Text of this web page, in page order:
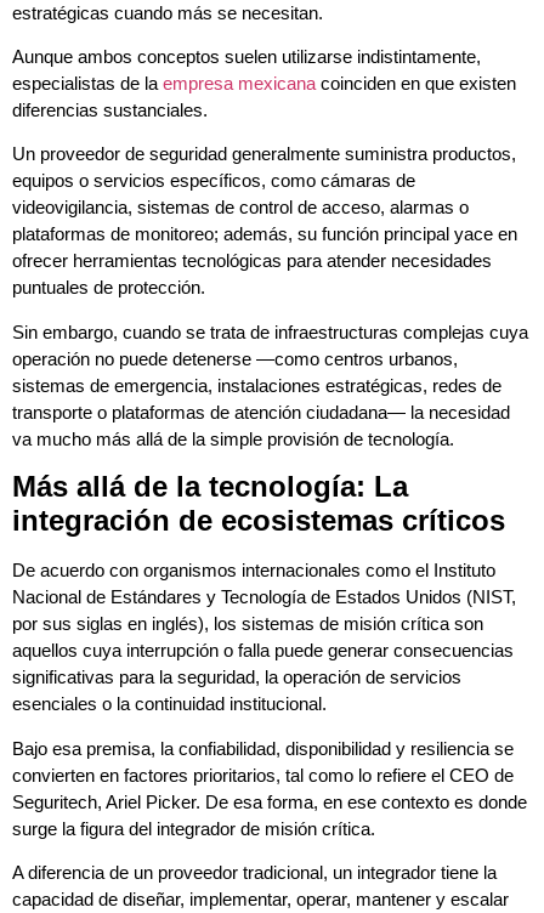
estratégicas cuando más se necesitan.
Aunque ambos conceptos suelen utilizarse indistintamente,
especialistas de la empresa mexicana coinciden en que existen
diferencias sustanciales.
Un proveedor de seguridad generalmente suministra productos,
equipos o servicios específicos, como cámaras de
videovigilancia, sistemas de control de acceso, alarmas o
plataformas de monitoreo; además, su función principal yace en
ofrecer herramientas tecnológicas para atender necesidades
puntuales de protección.
Sin embargo, cuando se trata de infraestructuras complejas cuya
operación no puede detenerse —como centros urbanos,
sistemas de emergencia, instalaciones estratégicas, redes de
transporte o plataformas de atención ciudadana— la necesidad
va mucho más allá de la simple provisión de tecnología.
Más allá de la tecnología: La
integración de ecosistemas críticos
De acuerdo con organismos internacionales como el Instituto
Nacional de Estándares y Tecnología de Estados Unidos (NIST,
por sus siglas en inglés), los sistemas de misión crítica son
aquellos cuya interrupción o falla puede generar consecuencias
significativas para la seguridad, la operación de servicios
esenciales o la continuidad institucional.
Bajo esa premisa, la confiabilidad, disponibilidad y resiliencia se
convierten en factores prioritarios, tal como lo refiere el CEO de
Seguritech, Ariel Picker. De esa forma, en ese contexto es donde
surge la figura del integrador de misión crítica.
A diferencia de un proveedor tradicional, un integrador tiene la
capacidad de diseñar, implementar, operar, mantener y escalar